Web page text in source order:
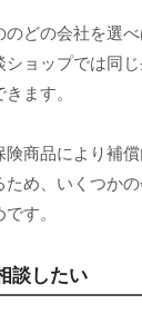
のどの会社を選
ョップでは同
ます。
商品により補
め、いくつか
す。
談したい